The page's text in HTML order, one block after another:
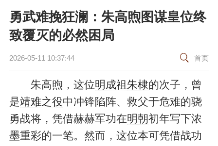
勇武难挽狂澜：朱高煦图谋皇位终
致覆灭的必然困局
2026-05-11 10:37:44 首页
朱高煦，这位明成祖朱棣的次子，曾
是靖难之役中冲锋陷阵、救父于危难的骁
勇战将，凭借赫赫军功在明朝初年写下浓
墨重彩的一笔。然而，这位本可凭借战功